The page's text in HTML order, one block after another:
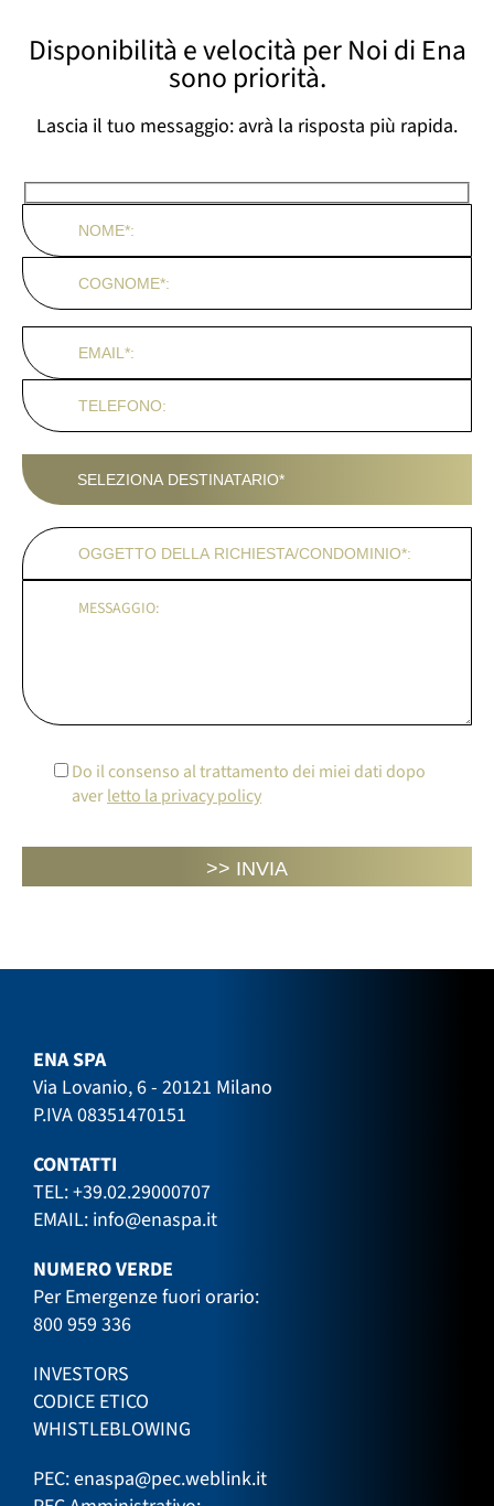
Disponibilità e velocità per Noi di Ena
sono priorità.
Lascia il tuo messaggio: avrà la risposta più rapida.
Do il consenso al trattamento dei miei dati dopo
averletto la privacy policy
ENA SPA
Via Lovanio, 6 - 20121 Milano
P.IVA 08351470151
CONTATTI
TEL:+39.02.29000707
EMAIL: info@enaspa.it
NUMERO VERDE
Per Emergenze fuori orario:
800 959 336
INVESTORS
CODICE ETICO
WHISTLEBLOWING
PEC:enaspa@pec.weblink.it